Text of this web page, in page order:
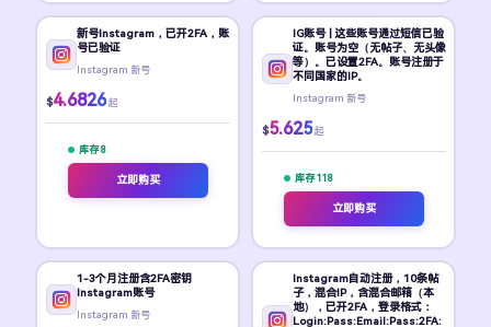
新号Instagram，已开2FA，账
号已验证
Instagram 新号
$4.6826 起
库存 8
立即购买
IG账号 | 这些账号通过短信已验
证。账号为空（无帖子、无头像
等）。已设置2FA。账号注册于
不同国家的IP。
Instagram 新号
$5.625 起
库存 118
立即购买
1-3个月注册含2FA密钥
Instagram账号
Instagram 新号
Instagram自动注册，10条帖
子，混合IP，含混合邮箱（本
地），已开2FA，登录格式：
Login:Pass:Email:Pass:2FA: